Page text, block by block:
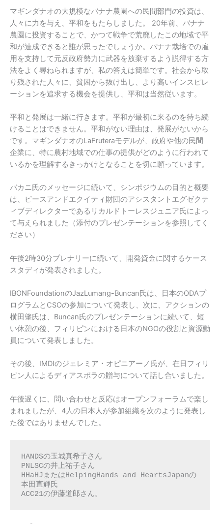
マギンダナオの大規模なバナナ農園への民間部門の投資は、
人々に力を与え、平和をもたらしました。 20年前、バナナ
農園に投資することで、かつて戦争で荒廃したこの地域で平
和が達成できると誰が思ったでしょうか。バナナ栽培での雇
用を支持して元反政府勢力に武器を放棄するよう説得する方
法をよく尋ねられますが、私の答えは簡単です。社会から取
り残された人々に、貧困から抜け出し、より高いインスピレ
ーションを追求する機会を提供し、平和は当然従います。
平和と発展は一緒に行きます。平和が最初に来るのを待ち続
けることはできません。平和がない理由は、発展がないから
です。マギンダナオのLaFruteraモデルが、政府や他の民間
企業に、特に農村地域での仕事の提供がどのように行われて
いるかを理解するきっかけとなることを切に願っています。
バカニ氏のメッセージに続いて、シンポジウムの目的と概要
は、ピースアンドエクイティ財団のアシスタントエグゼクテ
ィブディレクターであるリカルドトーレスジュニア氏によっ
て与えられました（添付のプレゼンテーションを参照してく
ださい）
午後2時30分プレナリーに続いて、開発資金に関するケース
スタディが発表されました。
IBONFoundationのJazLumang-Buncan氏は、日本のODAプ
ログラムとCSOの参加について発表し、次に、アクションの
横田肇氏は、Buncan氏のプレゼンテーションに続いて、短
い休憩の後、フィリピンにおける日本のNGOの役割と資源動
員について発表しました。
その後、IMDIのジェレミア・オピニアーノ氏が、在日フィリ
ピン人によるディアスポラの贈与について話し合いました。
午後遅くに、問い合わせと反応はオープンフォーラムで楽し
まれましたが、4人の日本人が参加組織を次のように発表し
た後ではありませんでした。
HANDSの玉城真希子さん
PNLSCの井上祐子さん
HHaHJまたはHelpingHands and HeartsJapanの
本田直輝氏
ACC21の伊藤道郎さん。